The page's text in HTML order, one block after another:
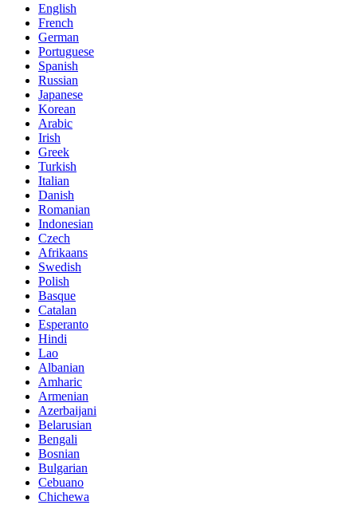
English
French
German
Portuguese
Spanish
Russian
Japanese
Korean
Arabic
Irish
Greek
Turkish
Italian
Danish
Romanian
Indonesian
Czech
Afrikaans
Swedish
Polish
Basque
Catalan
Esperanto
Hindi
Lao
Albanian
Amharic
Armenian
Azerbaijani
Belarusian
Bengali
Bosnian
Bulgarian
Cebuano
Chichewa